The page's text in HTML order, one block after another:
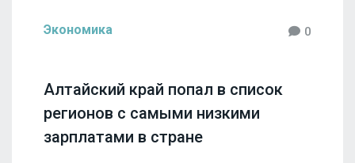
Экономика 0
Алтайский край попал в список
регионов с самыми низкими
зарплатами в стране